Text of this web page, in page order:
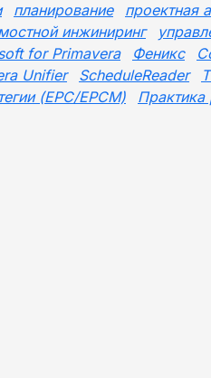
планирование проектная
инжиниринг
for Primavera Феникс
Unifier ScheduleReader
(EPC/EPCM)
Практика